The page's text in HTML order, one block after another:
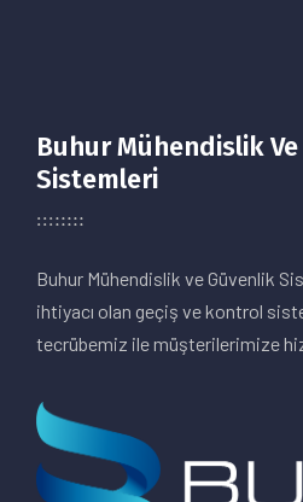
Buhur Mühendislik
Sistemleri
Buhur Mühendislik ve Güvenlik
ihtiyacı olan geçiş ve kontrol
tecrübemiz ile müşterilerimize